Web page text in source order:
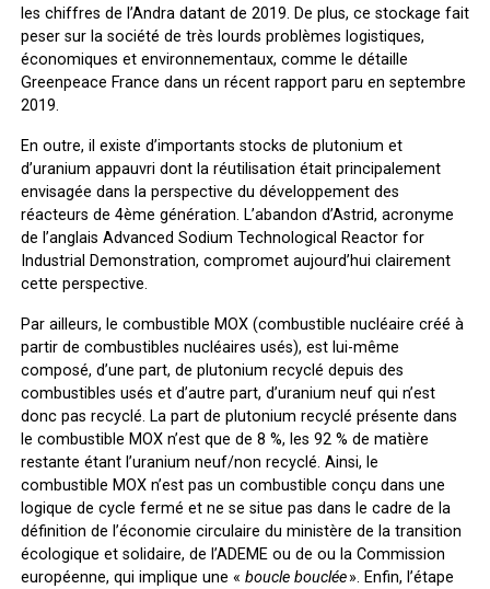
les chiffres de l’Andra datant de 2019. De plus, ce stockage fait
peser sur la société de très lourds problèmes logistiques,
économiques et environnementaux, comme le détaille
Greenpeace France dans un récent rapport paru en septembre
2019.
En outre, il existe d’importants stocks de plutonium et
d’uranium appauvri dont la réutilisation était principalement
envisagée dans la perspective du développement des
réacteurs de 4ème génération. L’abandon d’Astrid, acronyme
de l’anglais Advanced Sodium Technological Reactor for
Industrial Demonstration, compromet aujourd’hui clairement
cette perspective.
Par ailleurs, le combustible MOX (combustible nucléaire créé à
partir de combustibles nucléaires usés), est lui-même
composé, d’une part, de plutonium recyclé depuis des
combustibles usés et d’autre part, d’uranium neuf qui n’est
donc pas recyclé. La part de plutonium recyclé présente dans
le combustible MOX n’est que de 8 %, les 92 % de matière
restante étant l’uranium neuf/non recyclé. Ainsi, le
combustible MOX n’est pas un combustible conçu dans une
logique de cycle fermé et ne se situe pas dans le cadre de la
définition de l’économie circulaire du ministère de la transition
écologique et solidaire, de l’ADEME ou de ou la Commission
européenne, qui implique une « boucle bouclée». Enfin, l’étape